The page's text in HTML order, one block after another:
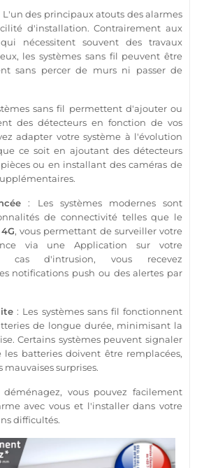
des principaux atouts des alarmes
d'installation. Contrairement aux
nécessitent souvent des travaux
les systèmes sans fil peuvent être
sans percer de murs ni passer de
sans fil permettent d'ajouter ou
des détecteurs en fonction de vos
adapter votresystème à l'évolution
ce soit en ajoutant des détecteurs
ou en installant des caméras de
: Les systèmes modernes sont
de connectivité telles que le
4G, vous permettant de surveiller votre
via uneApplication sur votre
d'intrusion, vous recevez
notifications push ou des alertes par
: Les systèmes sans fil fonctionnent
de longue durée, minimisant la
Certains systèmes peuvent signaler
les batteries doivent être remplacées,
mauvaises surprises.
vous pouvez facilement
avec vous et l'installer dans votre
difficultés.